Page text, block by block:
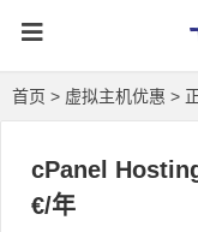
首页 > 虚拟主机优惠 >
cPanel
€/年